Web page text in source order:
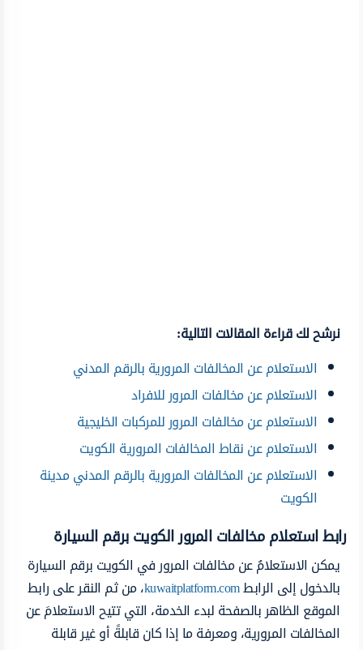
نرشح لك قراءة المقالات التالية:
الاستعلام عن المخالفات المرورية بالرقم المدني
الاستعلام عن مخالفات المرور للافراد
الاستعلام عن مخالفات المرور للمركبات الخليجية
الاستعلام عن نقاط المخالفات المرورية الكويت
الاستعلام عن المخالفات المرورية بالرقم المدني مدينة
الكويت
رابط استعلام مخالفات المرور الكويت برقم السيارة
يمكن الاستعلامُ عن مخالفات المرور في الكويت برقم السيارة
بالدخول إلى الرابطkuwaitplatform.com، من ثم النقر على رابط
الموقع الظاهر بالصفحة لبدء الخدمة، التي تتيح الاستعلامَ عن
المخالفات المرورية، ومعرفة ما إذا كان قابلةً أو غير قابلة